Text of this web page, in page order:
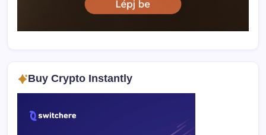
Buy Crypto Instantly